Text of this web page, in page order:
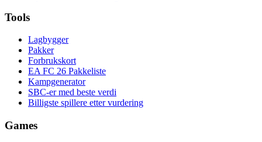
Tools
Lagbygger
Pakker
Forbrukskort
EA FC 26 Pakkeliste
Kampgenerator
SBC-er med beste verdi
Billigste spillere etter vurdering
Games